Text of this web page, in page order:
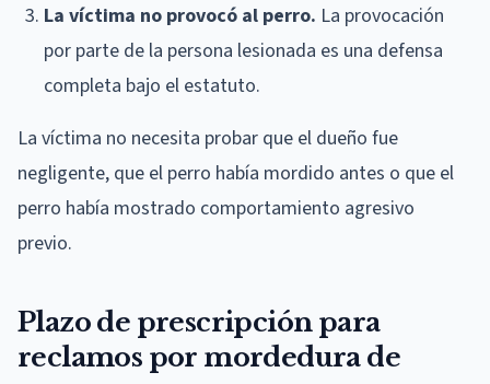
La víctima no provocó al perro. La provocación
por parte de la persona lesionada es una defensa
completa bajo el estatuto.
La víctima no necesita probar que el dueño fue
negligente, que el perro había mordido antes o que el
perro había mostrado comportamiento agresivo
previo.
Plazo de prescripción para
reclamos por mordedura de